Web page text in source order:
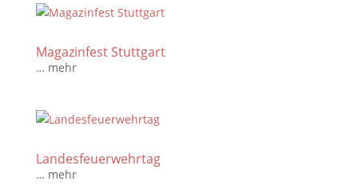
Magazinfest Stuttgart
… mehr
Landesfeuerwehrtag
… mehr